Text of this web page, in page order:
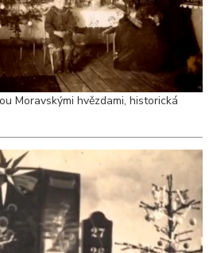
Moravskými hvězdami, historická